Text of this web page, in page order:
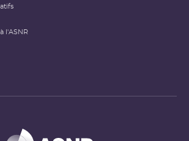
l'ASNR